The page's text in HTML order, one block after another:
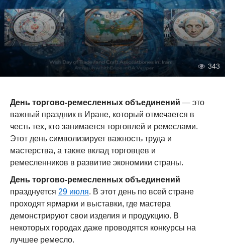
343
День торгово-ремесленных объединений — это
важный праздник в Иране, который отмечается в
честь тех, кто занимается торговлей и ремеслами.
Этот день символизирует важность труда и
мастерства, а также вклад торговцев и
ремесленников в развитие экономики страны.
День торгово-ремесленных объединений
празднуется 29 июля. В этот день по всей стране
проходят ярмарки и выставки, где мастера
демонстрируют свои изделия и продукцию. В
некоторых городах даже проводятся конкурсы на
лучшее ремесло.